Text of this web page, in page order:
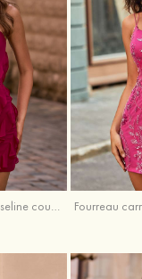
Fourreau carrée mousseline courte/mini robe de fête de la rentré avec volants